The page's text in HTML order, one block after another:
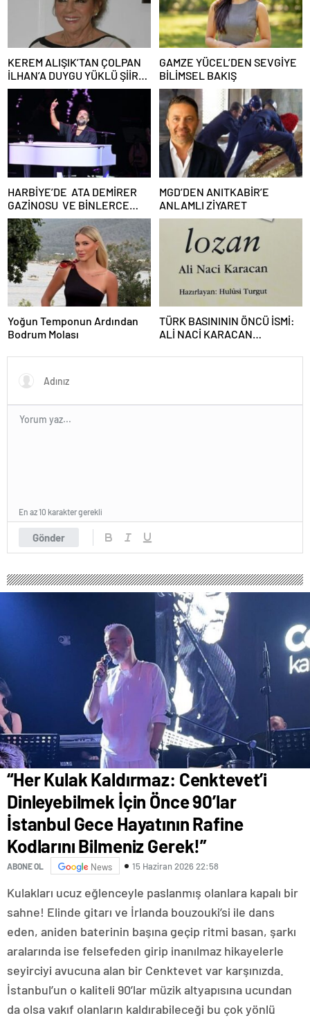
KEREM ALIŞIK’TAN ÇOLPAN
İLHAN’A DUYGU YÜKLÜ ŞİİR:
“Bir Attila İlhan şiirinden
çıkmıştı sanki”
GAMZE YÜCEL’DEN SEVGİYE
BİLİMSEL BAKIŞ
HARBİYE’DE ATA DEMİRER
GAZİNOSU VE BİNLERCE
KAHKAHA
MGD’DEN ANITKABİR’E
ANLAMLI ZİYARET
Yoğun Temponun Ardından
Bodrum Molası
TÜRK BASINININ ÖNCÜ İSMİ:
ALİ NACİ KARACAN
BAĞIMSIZLIK İÇİN KULLANDI
Gönder
En az 10 karakter gerekli
“Her Kulak Kaldırmaz: Cenktevet’i
Dinleyebilmek İçin Önce 90’lar
İstanbul Gece Hayatının Rafine
Kodlarını Bilmeniz Gerek!”
ABONE OL News 15 Haziran 2026 22:58
Kulakları ucuz eğlenceyle paslanmış olanlara kapalı bir
sahne! Elinde gitarı ve İrlanda bouzouki’si ile dans
eden, aniden baterinin başına geçip ritmi basan, şarkı
aralarında ise felsefeden girip inanılmaz hikayelerle
seyirciyi avucuna alan bir Cenktevet var karşınızda.
İstanbul’un o kaliteli 90’lar müzik altyapısına ucundan
da olsa vakıf olanların kaldırabileceği bu çok yönlü